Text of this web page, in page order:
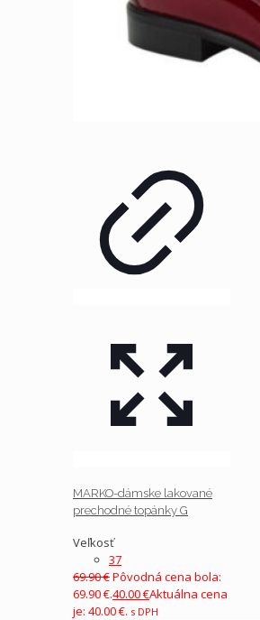
MARKO-dámske lakované
prechodné topánky G
Veľkosť
37
69.90€Pôvodná cena bola:
69.90 €.40.00€Aktuálna cena
je: 40.00 €. s DPH